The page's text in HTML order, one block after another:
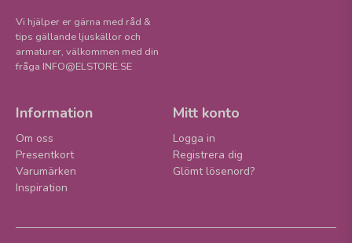
Vi hjälper er gärna med råd &
tips gällande ljuskällor och
armaturer, välkommen med din
fråga INFO@ELSTORE.SE
Information
Om oss
Presentkort
Varumärken
Inspiration
Mitt konto
Logga in
Registrera dig
Glömt lösenord?